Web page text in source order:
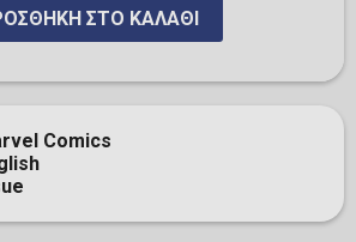
ΣΤΟ ΚΑΛΆΘΙ
Comics